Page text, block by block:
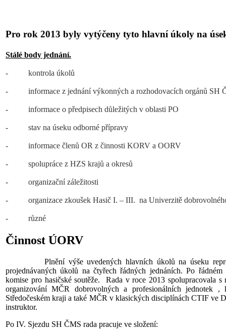
Pro rok 2013 byly vytýčeny tyto hlavní úkoly na
Stálé body jednání.
- kontrola úkolů
- informace z jednání výkonných a rozhodovacích orgánů SH
- informace o předpisech důležitých v oblasti PO
- stav na úseku odborné přípravy
- informace členů OR z činnosti KORV a OORV
- spolupráce z HZS krajů a okresů
- organizační záležitosti
- organizace zkoušek Hasič I. – III. na Univerzitě
- různé
Činnost ÚORV
Plnění výše uvedených hlavních úkolů na úseku
projednávaných úkolů na čtyřech řádných jednáních. Po
komise pro hasičské soutěže. Rada v roce 2013 spolupracovala
organizování MČR dobrovolných a profesionálních jednotek
Středočeském kraji a také MČR v klasických disciplínách CTIF ve
instruktor.
Po IV. Sjezdu SH ČMS rada pracuje ve složení: